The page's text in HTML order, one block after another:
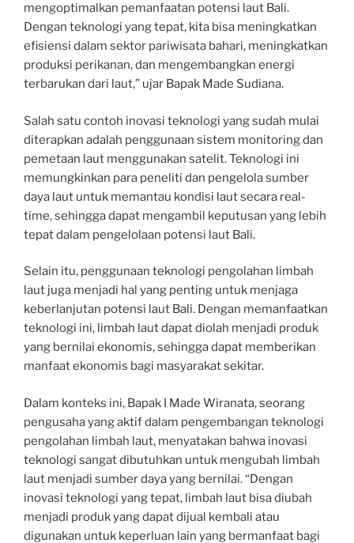
mengoptimalkan pemanfaatan potensi laut Bali.
Dengan teknologi yang tepat, kita bisa meningkatkan
efisiensi dalam sektor pariwisata bahari, meningkatkan
produksi perikanan, dan mengembangkan energi
terbarukan dari laut,” ujar Bapak Made Sudiana.
Salah satu contoh inovasi teknologi yang sudah mulai
diterapkan adalah penggunaan sistem monitoring dan
pemetaan laut menggunakan satelit. Teknologi ini
memungkinkan para peneliti dan pengelola sumber
daya laut untuk memantau kondisi laut secara real-
time, sehingga dapat mengambil keputusan yang lebih
tepat dalam pengelolaan potensi laut Bali.
Selain itu, penggunaan teknologi pengolahan limbah
laut juga menjadi hal yang penting untuk menjaga
keberlanjutan potensi laut Bali. Dengan memanfaatkan
teknologi ini, limbah laut dapat diolah menjadi produk
yang bernilai ekonomis, sehingga dapat memberikan
manfaat ekonomis bagi masyarakat sekitar.
Dalam konteks ini, Bapak I Made Wiranata, seorang
pengusaha yang aktif dalam pengembangan teknologi
pengolahan limbah laut, menyatakan bahwa inovasi
teknologi sangat dibutuhkan untuk mengubah limbah
laut menjadi sumber daya yang bernilai. “Dengan
inovasi teknologi yang tepat, limbah laut bisa diubah
menjadi produk yang dapat dijual kembali atau
digunakan untuk keperluan lain yang bermanfaat bagi